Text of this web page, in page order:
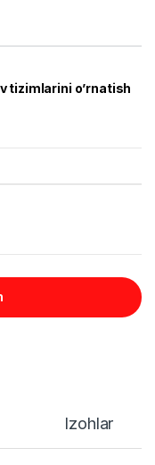
tizimlarini o’rnatish
Izohlar